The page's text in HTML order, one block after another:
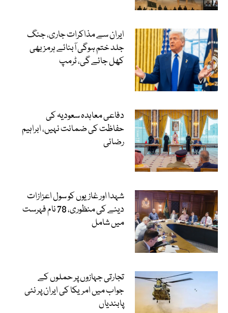
ایران سے مذاکرات جاری، جنگ
جلد ختم ہوگی آبنائے ہرمز بھی
کھل جائے گی، ٹرمپ
دفاعی معاہدہ سعودیہ کی
حفاظت کی ضمانت نہیں، ابراہیم
رضائی
شہدا اور غازیوں کو سول اعزازات
دینے کی منظوری، 78 نام فہرست
میں شامل
تجارتی جہازوں پر حملوں کے
جواب میں امریکا کی ایران پر نئی
پابندیاں